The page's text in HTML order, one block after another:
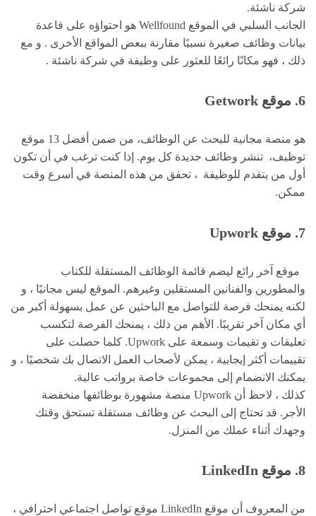
شركة ناشئة.
الجانب السلبي في الموقع Wellfound هو احتواؤه على قاعدة
بيانات وظائف صغيرة نسبيًا مقارنة ببعض المواقع الأخرى . و مع
ذلك ، فهو مكانًا رائعًا للعثور على وظيفة في شركة ناشئة .
6. موقع Getwork
هو منصة مجانية للبحث عن الوظائف، من ضمن أفضل 13 موقع
توظيف، تنشر وظائف جديدة كل يوم. إذا كنت ترغب في أن تكون
أول من يتقدم للوظيفة ، تحقق من هذه المنصة في أسرع وقت
ممكن.
7. موقع Upwork
موقع آخر رائع ليضم قائمة الوظائف المستقلة للكتاب
والمطورين والفنانين المستقلين وغيرهم. الموقع ليس مجانيًا ، و
لكنه يمنحك فرصة للتواصل مع الباحثين عن عمل بسهولة أكبر من
أي مكان آخر تقريبًا. الأهم من ذلك ، يمنحك الفرصة لتكسب
تعليقات و تقيمات وسمعة على Upwork. كلما حصلت على
تقييمات أكثر إيجابية ، يمكن لأصحاب العمل الاتصال بك شخصيًا ، و
يمكنك الانضمام إلى مجموعات خاصة برواتب عالية.
كذلك ، لاحظ أن Upwork منصة مشهورة بوظائفها منخفضة
الأجر. قد تحتاج إلى البحث عن وظائف مستقلة تستحق وقتك
وجهدك أثناء عملك من المنزل.
8. موقع LinkedIn
من المعروف أن موقع LinkedIn موقع تواصل اجتماعي احترافي ،